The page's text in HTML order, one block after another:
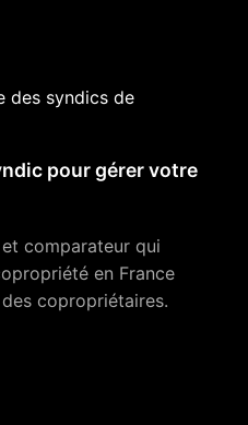
des syndics de
pour gérer votre
comparateur qui
en France
copropriétaires.